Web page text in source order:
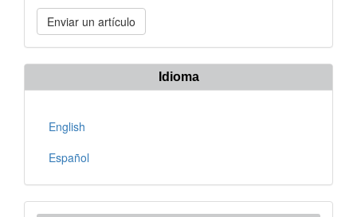
Enviar
un
artículo
Enviar un artículo
Idioma
English
Español